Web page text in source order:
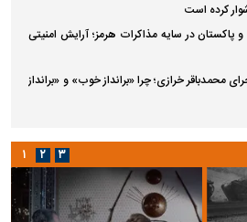
کرده است
و پاکستان در سایه مذاکرات هرمز؛ آرایش امنیتی
محمدباقر خرازی؛ چرا «برانداز خوب» و «برانداز
۱ ۲ ۳